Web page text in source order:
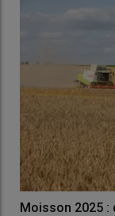
Moisson 2025 :